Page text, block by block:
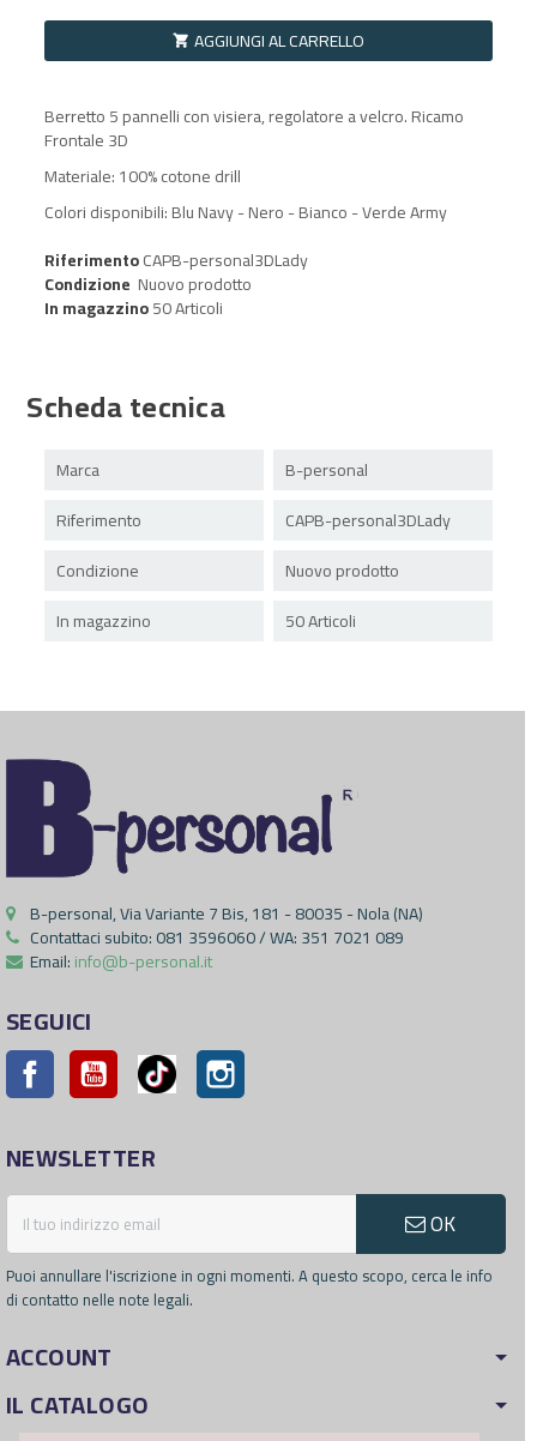
 AGGIUNGI AL CARRELLO
Berretto 5 pannelli con visiera, regolatore a velcro. Ricamo
Frontale 3D
Materiale: 100% cotone drill
Colori disponibili: Blu Navy - Nero - Bianco - Verde Army
RiferimentoCAPB-personal3DLady
Condizione Nuovo prodotto
In magazzino50 Articoli
Scheda tecnica
Marca
B-personal
Riferimento
CAPB-personal3DLady
Condizione
Nuovo prodotto
In magazzino
50 Articoli
B-personal, Via Variante 7 Bis, 181 - 80035 - Nola (NA)
Contattaci subito:081 3596060 / WA: 351 7021 089
Email:info@b-personal.it
SEGUICI
Facebook YouTube Pinterest
NEWSLETTER
OK
Puoi annullare l'iscrizione in ogni momenti. A questo scopo, cerca le info
di contatto nelle note legali.
ACCOUNT
IL CATALOGO